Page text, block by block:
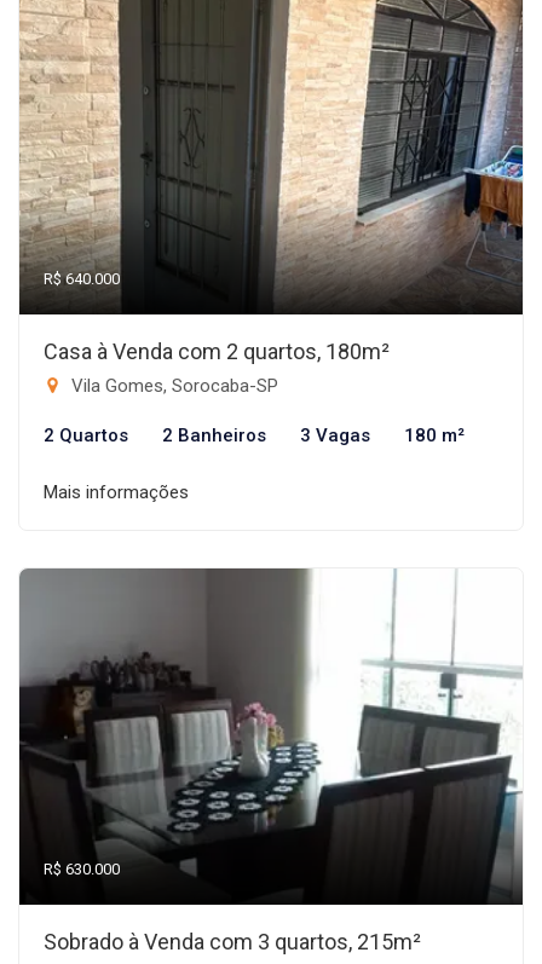
R$ 640.000
Casa à Venda com 2 quartos, 180m²
Vila Gomes, Sorocaba-SP
2 Quartos 2 Banheiros 3 Vagas 180 m²
Mais informações
R$ 630.000
Sobrado à Venda com 3 quartos, 215m²